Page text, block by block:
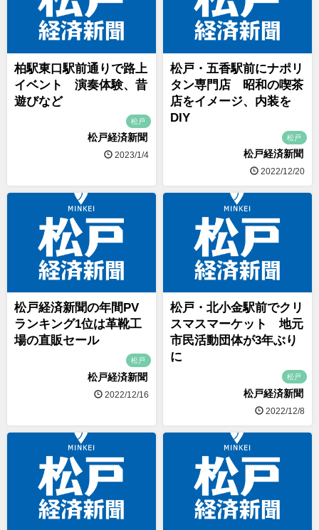
柏駅東口駅前通りで路上
イベント 演奏体験、昔
遊びなど
松戸
松戸経済新聞
2023/1/4
松戸・五香駅前にナポリ
タン専門店 昭和の喫茶
店をイメージ、内装を
DIY
松戸
松戸経済新聞
2022/12/20
松戸経済新聞の年間PV
ランキング1位は革靴工
場の直販セール
松戸
松戸経済新聞
2022/12/16
松戸・北小金駅前でクリ
スマスマーケット 地元
市民活動団体が3年ぶり
に
松戸
松戸経済新聞
2022/12/8